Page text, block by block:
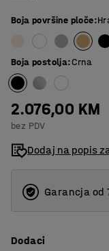
Boja površine ploče:
Boja postolja:Crna
2.076,00 KM
bez PDV
Dodaj na popis
Garancja od
Dodaci